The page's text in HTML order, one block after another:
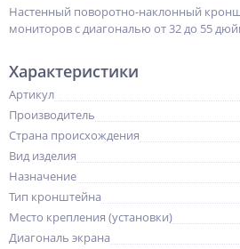
Настенный поворотно-наклонный
мониторов с диагональю от 32 до 55
Характеристики
Артикул
Производитель
Страна происхождения
Вид изделия
Назначение
Тип кронштейна
Место крепления (установки)
Диагональ экрана